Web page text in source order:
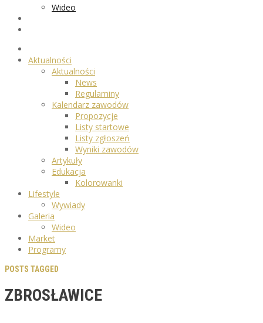
Wideo
Aktualności
Aktualności
News
Regulaminy
Kalendarz zawodów
Propozycje
Listy startowe
Listy zgłoszeń
Wyniki zawodów
Artykuły
Edukacja
Kolorowanki
Lifestyle
Wywiady
Galeria
Wideo
Market
Programy
POSTS TAGGED
ZBROSŁAWICE